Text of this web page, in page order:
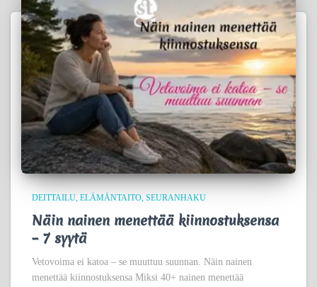
DEITTAILU ELÄMÄNTAITO SEURANHAKU
Näin nainen menettää kiinnostuksensa
– 7 syytä
Vetovoima ei katoa – se muuttuu suunnan. Näin nainen
menettää kiinnostuksensa Miksi 40+ nainen menettää